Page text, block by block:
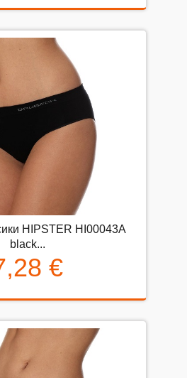
HIPSTER HI00043A
black...
€